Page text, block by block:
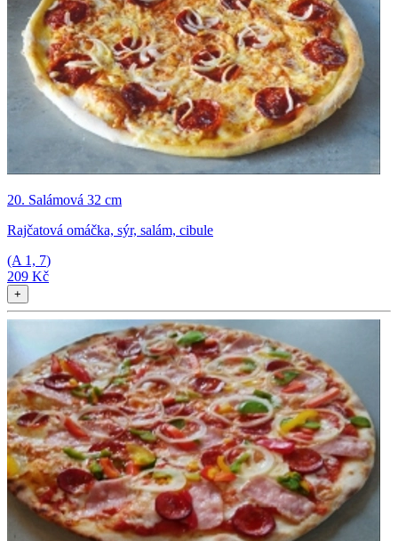
20. Salámová 32 cm
Rajčatová omáčka, sýr, salám, cibule
(A 1, 7)
209 Kč
+